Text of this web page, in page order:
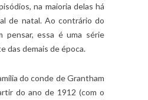
na maioria delas há
de natal. Ao contrário do
pensar, essa é uma série
das demais de época.
do conde de Grantham
do ano de 1912 (com o